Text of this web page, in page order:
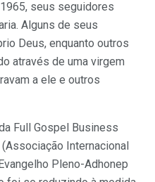
seus seguidores
Alguns de seus
Deus, enquanto outros
através de uma virgem
a ele e outros
Full Gospel Business
Internacional
Pleno-Adhonep